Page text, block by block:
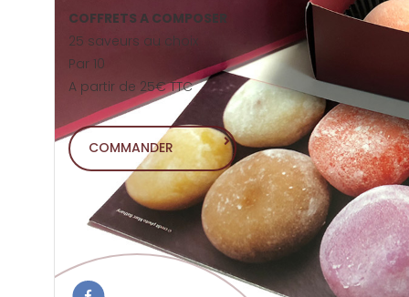
COFFRETS A COMPOSER
25 saveurs au choix
Par 10
A partir de 25€ TTC
COMMANDER